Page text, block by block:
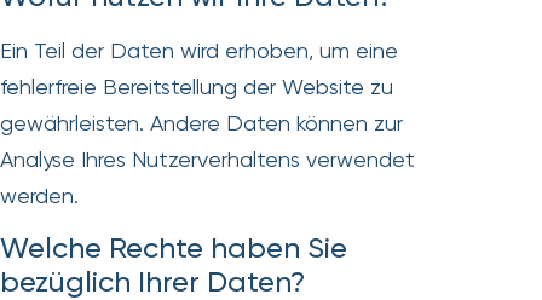
Ein Teil der Daten wird erhoben, um eine
fehlerfreie Bereitstellung der Website zu
gewährleisten. Andere Daten können zur
Analyse Ihres Nutzerverhaltens verwendet
werden.
Welche Rechte haben Sie
bezüglich Ihrer Daten?